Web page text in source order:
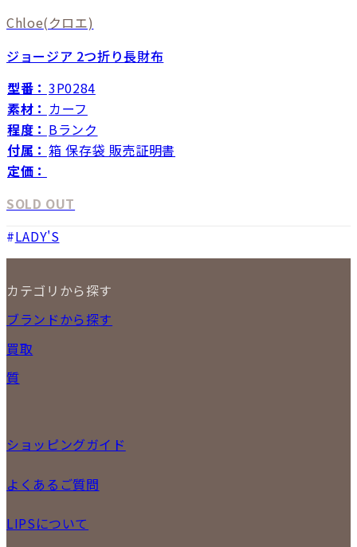
Chloe(クロエ)
ジョージア 2つ折り長財布
型番： 3P0284
素材： カーフ
程度： Bランク
付属： 箱 保存袋 販売証明書
定価：
SOLD OUT
LADY'S
カテゴリから探す
NEW ITEM
時計
小物
ブランドから探す
買取
宅配買取
委託販売
LINE査定
買取実績
質
ショッピングガイド
商品について
お支払いについて
保証について
よくあるご質問
商品について
LIPSについて